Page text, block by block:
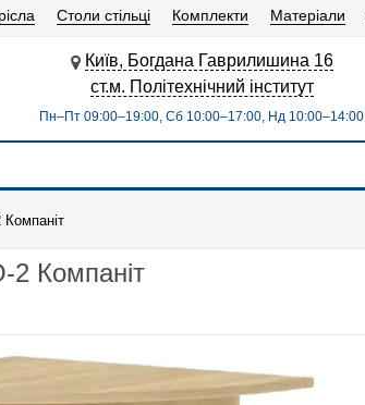
Столи стільці Комплекти Матеріали
Київ, Богдана Гаврилишина 16
ст.м. Політехнічний інститут
Пн–Пт 09:00–19:00, Сб 10:00–17:00, Нд 10:00–14:00
2 Компаніт